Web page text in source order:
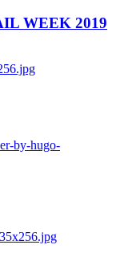
WEEK 2019
by-hugo-